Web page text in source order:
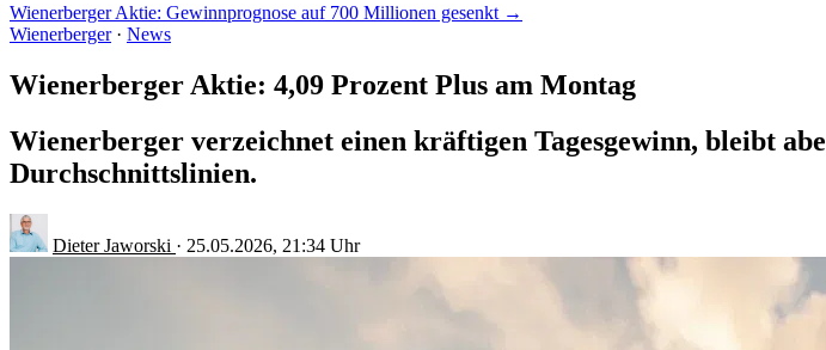
Wienerberger Aktie: Gewinnprognose auf 700 Millionen gesenkt →
Wienerberger · News
Wienerberger Aktie: 4,09 Prozent Plus am Montag
Wienerberger verzeichnet einen kräftigen Tagesgewinn, bleibt
Durchschnittslinien.
Dieter Jaworski · 25.05.2026, 21:34 Uhr